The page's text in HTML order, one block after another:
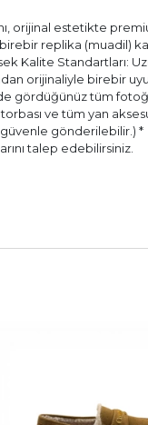
orijinal estetikte
replika (muadil)
Kalite Standartları:
orijinaliyle birebir
gördüğünüz tüm
ve tüm yan
gönderilebilir.)
talep edebilirsiniz.